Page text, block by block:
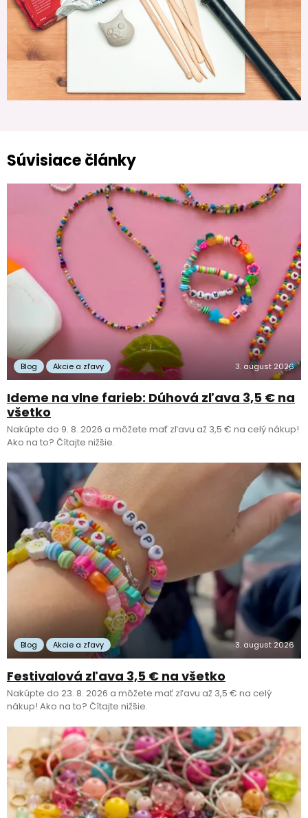
Súvisiace články
Blog Akcie a zľavy 3. august 2026
Ideme na vlne farieb: Dúhová zľava 3,5 € na
všetko
Nakúpte do 9. 8. 2026 a môžete mať zľavu až 3,5 € na celý nákup!
Ako na to? Čítajte nižšie.
Blog Akcie a zľavy 3. august 2026
Festivalová zľava 3,5 € na všetko
Nakúpte do 23. 8. 2026 a môžete mať zľavu až 3,5 € na celý
nákup! Ako na to? Čítajte nižšie.